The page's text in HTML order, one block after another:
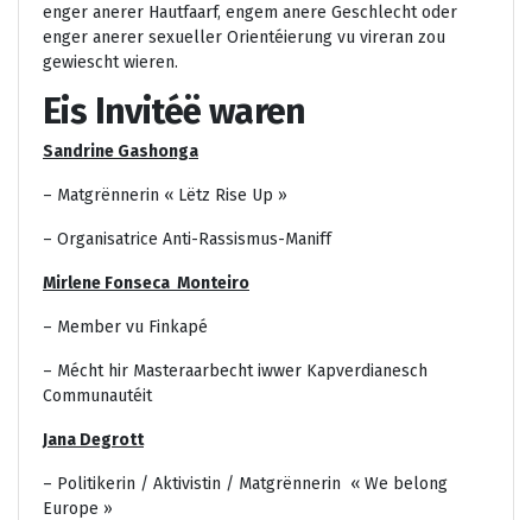
enger anerer Hautfaarf, engem anere Geschlecht oder
enger anerer sexueller Orientéierung vu vireran zou
gewiescht wieren.
Eis Invitéë waren
Sandrine Gashonga
– Matgrënnerin « Lëtz Rise Up »
– Organisatrice Anti-Rassismus-Maniff
Mirlene Fonseca Monteiro
– Member vu Finkapé
– Mécht hir Masteraarbecht iwwer Kapverdianesch
Communautéit
Jana Degrott
– Politikerin / Aktivistin / Matgrënnerin « We belong
Europe »